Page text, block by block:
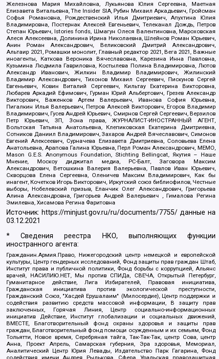
Железнова Мария Михайловна, Лукьянова Юлия Сергеевна, Маетная
Елизавета Витальевна, The Insider SIA, Рубин Михаил Аркадьевич, Гройсман
Софья Романовна, Рождественский Илья Дмитриевич, Апухтина Юлия
Владимировна, Постернак Алексей Евгеньевич, Телеканал Дождь, Петров
Степан Юрьевич, Istories fonds, Шмагун Олеся Валентиновна, Мароховская
Алеся Алексеевна, Долинина Ирина Николаевна, Шлейнов Роман Юрьевич,
Анин Роман Александрович, Великовский Дмитрий Александрович,
Альтаир 2021, Ромашки монолит, Главный редактор 2021, Вега 2021, Важные
иноагенты, Каткова Вероника Вячеславовна, Карезина Инна Павловна,
Кузьмина Людмила Гавриловна, Костылева Полина Владимировна, Лютов
Александр Иванович, Жилкин Владимир Владимирович, Жилинский
Владимир Александрович, Тихонов Михаил Сергеевич, Пискунов Сергей
Евгеньевич, Ковин Виталий Сергеевич, Кильтау Екатерина Викторовна,
Любарев Аркадий Ефимович, Гурман Юрий Альбертович, Грезев Александр
Викторович, Важенков Артем Валерьевич, Иванова София Юрьевна,
Пигалкин Илья Валерьевич, Петров Алексей Викторович, Егоров Владимир
Владимирович, Гусев Андрей Юрьевич, Смирнов Сергей Сергеевич, Верзилов
Петр Юрьевич, ЗП, Зона права, ЖУРНАЛИСТ-ИНОСТРАННЫЙ АГЕНТ,
Вольтская Татьяна Анатольевна, Клепиковская Екатерина Дмитриевна,
Сотников Даниил Владимирович, Захаров Андрей Вячеславович, Симонов
Евгений Алексеевич, Сурначева Елизавета Дмитриевна, Соловьева Елена
Анатольевна, Арапова Галина Юрьевна, Перл Роман Александрович, МЕМО,
Mason G.E.S. Anonymous Foundation, Stichting Bellingcat, Якутия – Наше
Мнение, Москоу диджитал медиа, РС-Балт, Заговора Максим
Александрович, Ветошкина Валерия Валерьевна, Павлов Иван Юрьевич,
Скворцова Елена Сергеевна, Оленичев Максим Владимирович, Как бы
инагент, Кочетков Игорь Викторович, Иркутский союз библиофилов, Честные
выборы, Нобелевский призыв, Еланчик Олег Александрович, Григорьева
Алина Александровна, Григорьев Андрей Валерьевич , Гималова Регина
Эмилевна, Хисамова Регина Фаритовна
Источник: https://minjust.gov.ru/ru/documents/7755/ данные на
03.12.2021
* Сведения реестра НКО, выполняющих функции
иностранного агента:
Гражданин.Армия.Право, Нижегородский центр немецкой и европейской
культуры, Центр гендерных исследований, Фонд защиты прав граждан Штаб,
Институт права и публичной политики, Фонд борьбы с коррупцией, Альянс
врачей, НАСИЛИЮ.НЕТ, Мы против СПИДа, СВЕЧА, Открытый Петербург,
Гуманитарное действие, Лига Избирателей, Правовая инициатива,
Гражданская инициатива против экологической преступности,
Гражданский Союз, "Хасдей Ерушалаим" (Милосердие), Центр поддержки и
содействия развитию средств массовой информации, В защиту прав
заключенных, Горячая Линия, Центр социально-информационных
инициатив Действие, Институт глобализации и социальных движений,
ВМЕСТЕ, Благотворительный фонд охраны здоровья и защиты прав
граждан, Благотворительный фонд помощи осужденным и их семьям, Фонд
Тольятти, Новое время, Серебряная тайга, Так-Так-Так, центр Сова, центр
Анна, Проект Апрель, Самарская губерния, Эра здоровья, Мемориал,
Аналитический Центр Юрия Левады, Издательство Парк Гагарина, Фонд
содействия имени Андрея Рылькова, Сфера, Уральская правозащитная